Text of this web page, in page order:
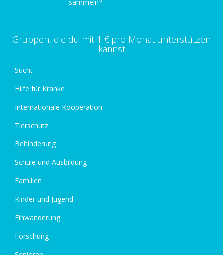
sammeln?
Gruppen, die du mit 1 € pro Monat unterstützen
kannst
Sucht
Hilfe für Kranke
Internationale Kooperation
Tierschutz
Behinderung
Schule und Ausbildung
Familien
Kinder und Jugend
Einwanderung
Forschung